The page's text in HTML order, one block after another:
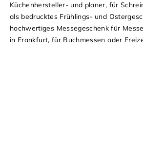
Küchenhersteller- und planer, für
als bedrucktes Frühlings- und
hochwertiges Messegeschenk für
in Frankfurt, für Buchmessenoder